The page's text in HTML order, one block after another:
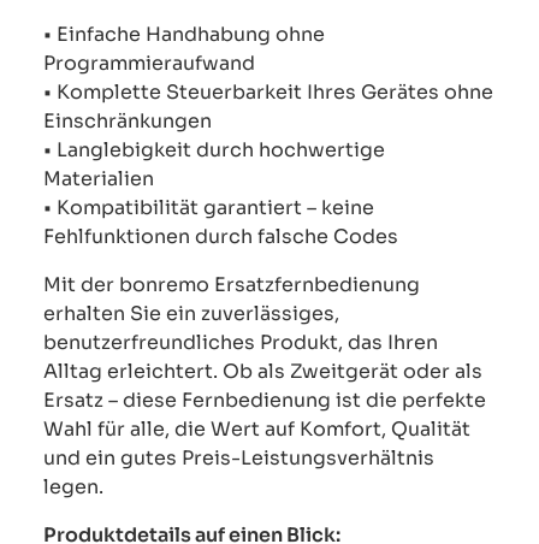
• Einfache Handhabung ohne
Programmieraufwand
• Komplette Steuerbarkeit Ihres Gerätes ohne
Einschränkungen
• Langlebigkeit durch hochwertige
Materialien
• Kompatibilität garantiert – keine
Fehlfunktionen durch falsche Codes
Mit der bonremo Ersatzfernbedienung
erhalten Sie ein zuverlässiges,
benutzerfreundliches Produkt, das Ihren
Alltag erleichtert. Ob als Zweitgerät oder als
Ersatz – diese Fernbedienung ist die perfekte
Wahl für alle, die Wert auf Komfort, Qualität
und ein gutes Preis-Leistungsverhältnis
legen.
Produktdetails auf einen Blick: